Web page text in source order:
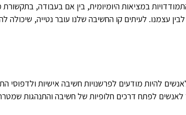
במציאות היומיומית, בין אם בעבודה,
לבין עצמנו. לעיתים קו החשיבה שלנו עובר נטייה,
לאנשים להיות מודעים לפרשנויות חשיבה אישיות
לאנשים לפתח דרכים חלופיות של חשיבה והתנהגות